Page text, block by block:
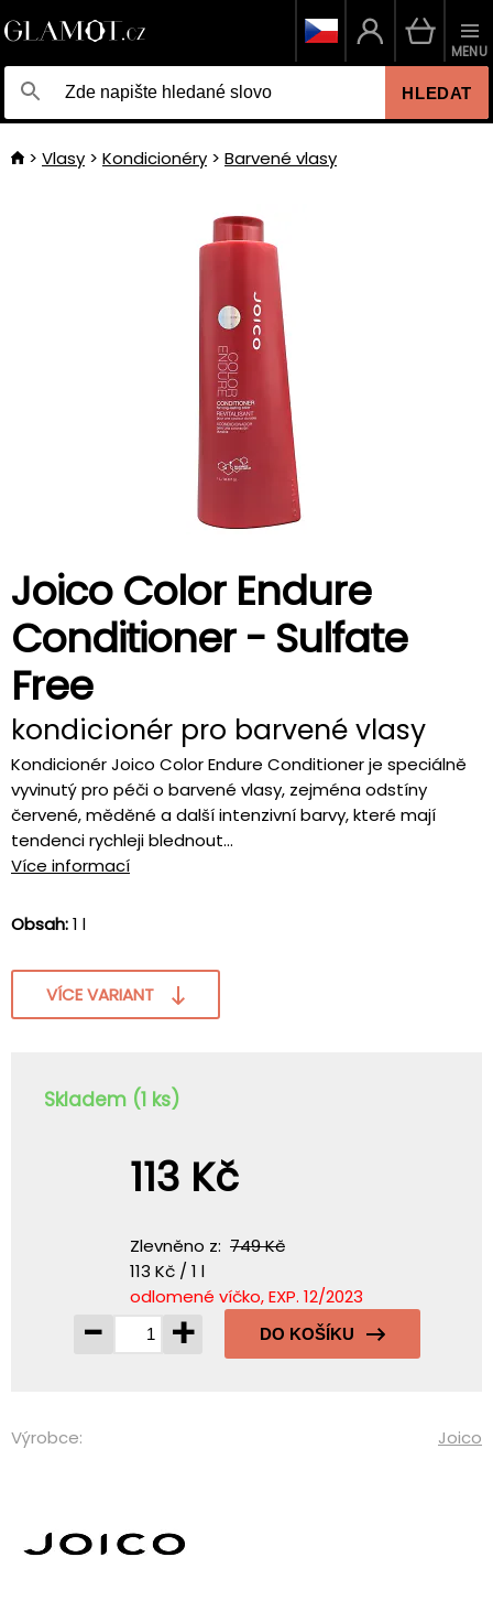
HLEDAT
MENU
Vlasy Kondicionéry Barvené vlasy
Joico Color Endure
Conditioner - Sulfate
Free
kondicionér pro barvené vlasy
Kondicionér Joico Color Endure Conditioner je speciálně
vyvinutý pro péči o barvené vlasy, zejména odstíny
červené, měděné a další intenzivní barvy, které mají
tendenci rychleji blednout...
Více informací
Obsah:1 l
VÍCE VARIANT
Skladem (1 ks)
113 Kč
Zlevněno z: 749 Kč
113 Kč / 1 l
odlomené víčko, EXP. 12/2023
- + DO KOŠÍKU
Výrobce: Joico